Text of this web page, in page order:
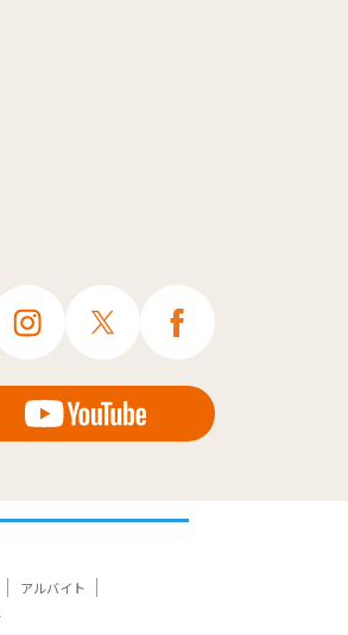
アルバイト